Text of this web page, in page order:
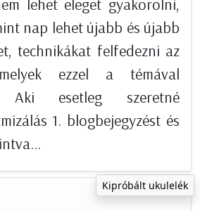
lehet eleget gyakorolni,
nap lehet újabb és újabb
technikákat felfedezni az
ezzel a témával
Aki esetleg szeretné
1. blogbejegyzést és
Kipróbált ukulelék